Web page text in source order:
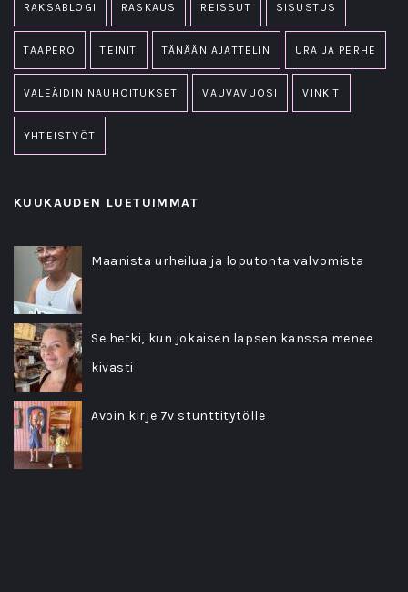
RAKSABLOGI RASKAUS REISSUT SISUSTUS
TAAPERO TEINIT TÄNÄÄN AJATTELIN URA JA PERHE
VALEÄIDIN NAUHOITUKSET VAUVAVUOSI VINKIT
YHTEISTYÖT
KUUKAUDEN LUETUIMMAT
Maanista urheilua ja loputonta valvomista
Se hetki, kun jokaisen lapsen kanssa menee
kivasti
Avoin kirje 7v stunttitytölle